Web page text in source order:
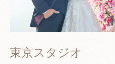
東京スタジオ